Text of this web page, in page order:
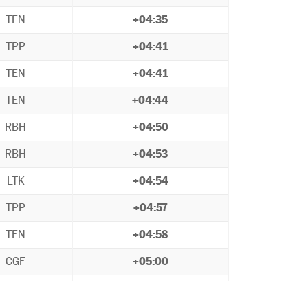
TEN +04:35
TPP +04:41
TEN +04:41
TEN +04:44
RBH +04:50
RBH +04:53
LTK +04:54
TPP +04:57
TEN +04:58
CGF +05:00